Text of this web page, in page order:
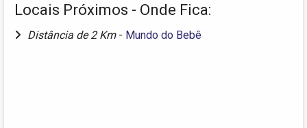
Locais Próximos - Onde Fica:
Distância de 2 Km - Mundo do Bebê